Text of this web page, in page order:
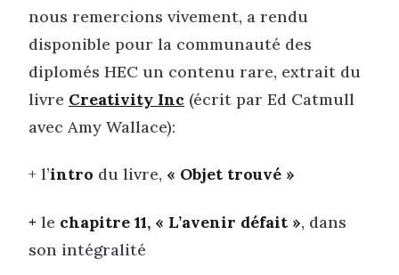
nous remercions vivement, a rendu
disponible pour la communauté des
diplomés HEC un contenu rare, extrait du
livre Creativity Inc (écrit par Ed Catmull
avec Amy Wallace):
+ l’intro du livre, « Objet trouvé »
+ le chapitre 11, « L’avenir défait », dans
son intégralité